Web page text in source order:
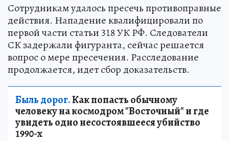
Сотрудникам удалось пресечь противоправные
действия. Нападение квалифицировали по
первой части статьи 318 УК РФ. Следователи
СК задержали фигуранта, сейчас решается
вопрос о мере пресечения. Расследование
продолжается, идет сбор доказательств.
Быль дорог.Как попасть обычному
человеку на космодром "Восточный" и где
увидеть одно несостоявшееся убийство
1990-х